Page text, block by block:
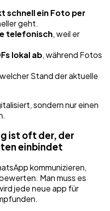
schnell ein Foto per
geht.
telefonisch, weil er
lokal ab, während Fotos
Stand der aktuelle
sondern nur einen
ist oft der, der
einbindet
kommunizieren,
Man muss es
jede neue app für